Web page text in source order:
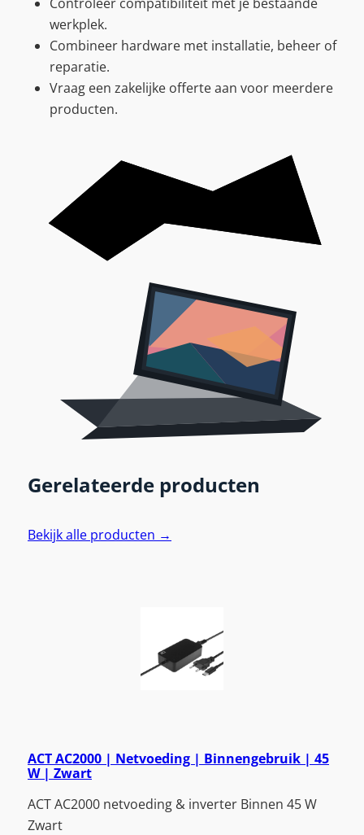
werkplek.
Combineer hardware met installatie, beheer of
reparatie.
Vraag een zakelijke offerte aan voor meerdere
producten.
Gerelateerde producten
Bekijk alle producten →
ACT AC2000 | Netvoeding | Binnengebruik | 45
W | Zwart
ACT AC2000 netvoeding & inverter Binnen 45 W
Zwart